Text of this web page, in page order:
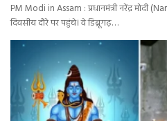
PM Modi in Assam : प्रधानमंत्री नरेंद्र
दिवसीय दौरे पर पहुंचे। वे डिब्रूगढ़…